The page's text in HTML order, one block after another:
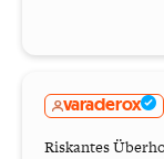
varaderox
Riskantes